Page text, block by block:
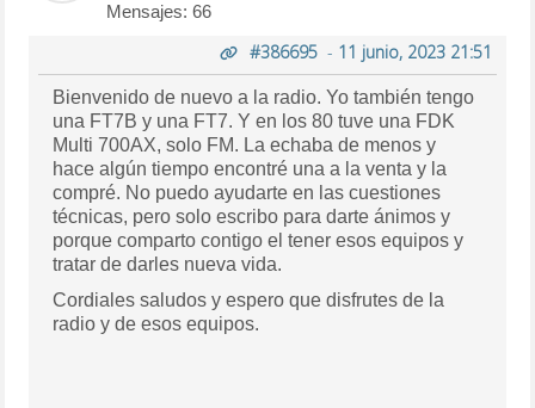
Mensajes: 66
#386695- 11 junio, 2023 21:51
Bienvenido de nuevo a la radio. Yo también tengo
una FT7B y una FT7. Y en los 80 tuve una FDK
Multi 700AX, solo FM. La echaba de menos y
hace algún tiempo encontré una a la venta y la
compré. No puedo ayudarte en las cuestiones
técnicas, pero solo escribo para darte ánimos y
porque comparto contigo el tener esos equipos y
tratar de darles nueva vida.
Cordiales saludos y espero que disfrutes de la
radio y de esos equipos.